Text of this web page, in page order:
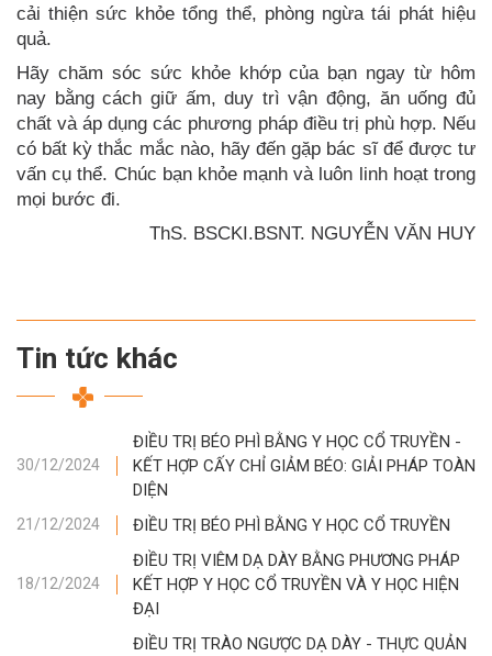
cải thiện sức khỏe tổng thể, phòng ngừa tái phát hiệu
quả.
Hãy chăm sóc sức khỏe khớp của bạn ngay từ hôm
nay bằng cách giữ ấm, duy trì vận động, ăn uống đủ
chất và áp dụng các phương pháp điều trị phù hợp. Nếu
có bất kỳ thắc mắc nào, hãy đến gặp bác sĩ để được tư
vấn cụ thể. Chúc bạn khỏe mạnh và luôn linh hoạt trong
mọi bước đi.
ThS. BSCKI.BSNT. NGUYỄN VĂN HUY
Tin tức khác
30/12/2024
ĐIỀU TRỊ BÉO PHÌ BẰNG Y HỌC CỔ TRUYỀN -
KẾT HỢP CẤY CHỈ GIẢM BÉO: GIẢI PHÁP TOÀN
DIỆN
21/12/2024 ĐIỀU TRỊ BÉO PHÌ BẰNG Y HỌC CỔ TRUYỀN
18/12/2024
ĐIỀU TRỊ VIÊM DẠ DÀY BẰNG PHƯƠNG PHÁP
KẾT HỢP Y HỌC CỔ TRUYỀN VÀ Y HỌC HIỆN
ĐẠI
ĐIỀU TRỊ TRÀO NGƯỢC DẠ DÀY - THỰC QUẢN